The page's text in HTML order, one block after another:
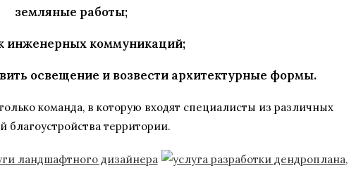
земляные работы;
инженерных коммуникаций;
освещение и возвести архитектурные формы.
команда, в которую входят специалисты из различных
благоустройства территории.